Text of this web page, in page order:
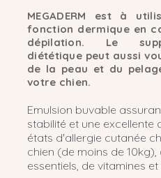
MEGADERM est à
fonction dermique en
dépilation. Le
diététique peut aussi
de la peau et du
votre chien.
Emulsion buvable
stabilité et une excellente
états d'allergie cutanée
chien (de moins de
essentiels, de vitamines et